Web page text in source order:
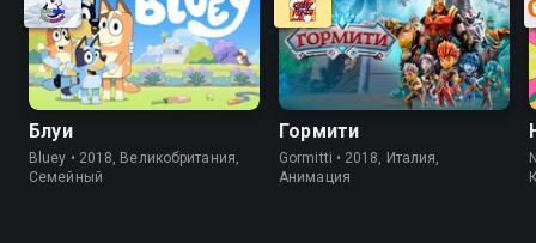
Блуи
Bluey • 2018, Великобритания,
Cемейный
Гормити
Gormitti • 2018, Италия,
Анимация